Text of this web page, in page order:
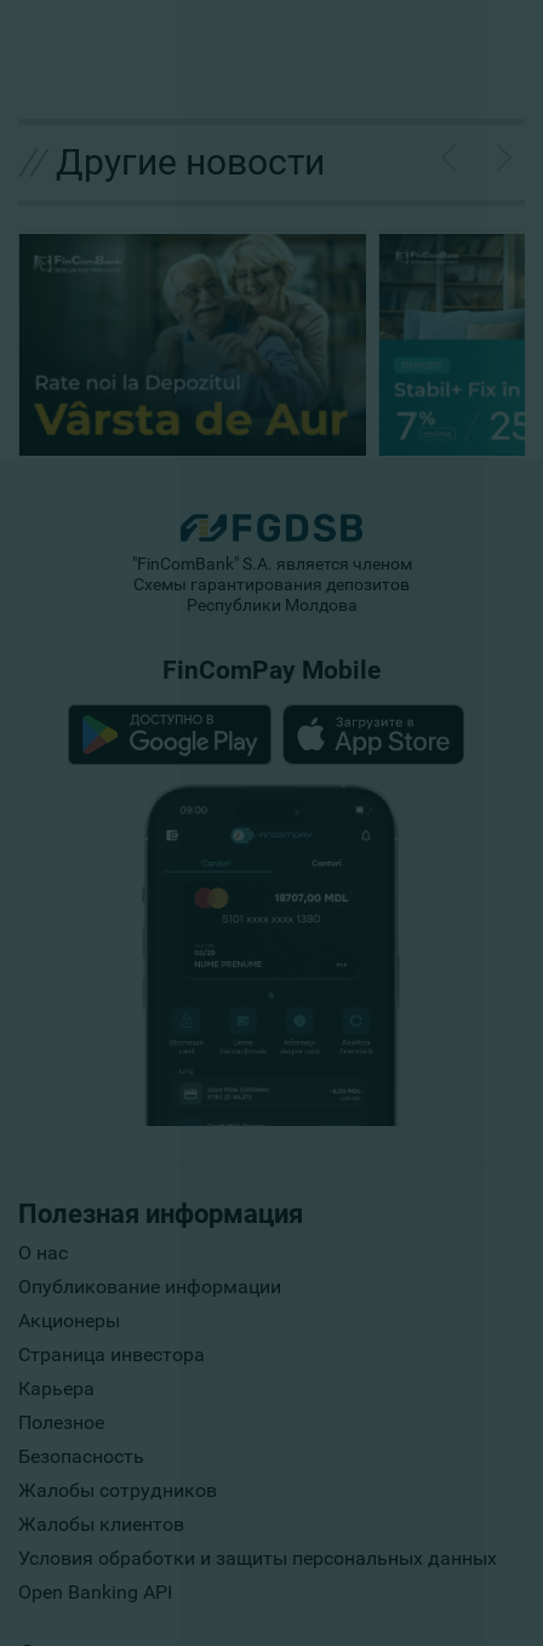
Другие новости
Полезная информация
О нас
Опубликование информации
Акционеры
Страница инвестора
Карьера
Полезное
Безопасность
Жалобы сотрудников
Жалобы клиентов
Условия обработки и защиты персональных данных
Open Banking API
"FinComBank" S.A. является членом
Схемы гарантирования депозитов
Республики Молдова
FinComPay Mobile